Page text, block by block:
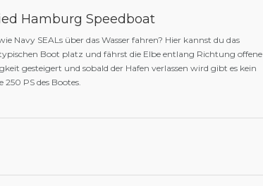
Hamburg Speedboat
Navy SEALs über das Wasser fahren? Hier kannst du das
Boot platz und fährst die Elbe entlang Richtung offene
gesteigert und sobald der Hafen verlassen wird gibt es kein
PS des Bootes.